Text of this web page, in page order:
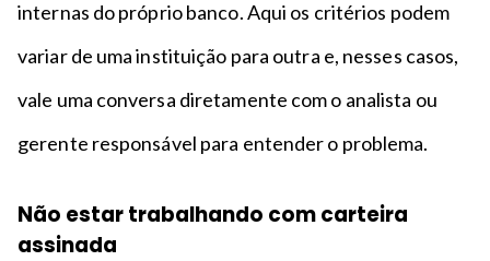
internas do próprio banco. Aqui os critérios podem
variar de uma instituição para outra e, nesses casos,
vale uma conversa diretamente com o analista ou
gerente responsável para entender o problema.
Não estar trabalhando com carteira
assinada